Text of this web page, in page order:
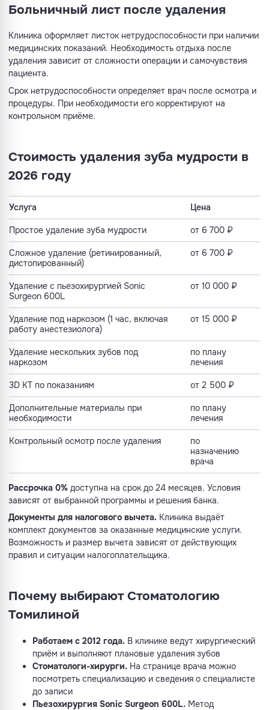
Больничный лист после удаления
Клиника оформляет листок нетрудоспособности при наличии
медицинских показаний. Необходимость отдыха после
удаления зависит от сложности операции и самочувствия
пациента.
Срок нетрудоспособности определяет врач после осмотра и
процедуры. При необходимости его корректируют на
контрольном приёме.
Стоимость удаления зуба мудрости в
2026 году
Услуга Цена
Простое удаление зуба мудрости от 6 700 ₽
Сложное удаление (ретинированный,
дистопированный)
от 6 700 ₽
Удаление с пьезохирургией Sonic
Surgeon 600L
от 10 000 ₽
Удаление под наркозом (1 час, включая
работу анестезиолога)
от 15 000 ₽
Удаление нескольких зубов под
наркозом
по плану
лечения
3D КТ по показаниям от 2 500 ₽
Дополнительные материалы при
необходимости
по плану
лечения
Контрольный осмотр после удаления
по
назначению
врача
Рассрочка 0% доступна на срок до 24 месяцев. Условия
зависят от выбранной программы и решения банка.
Документы для налогового вычета. Клиника выдаёт
комплект документов за оказанные медицинские услуги.
Возможность и размер вычета зависят от действующих
правил и ситуации налогоплательщика.
Почему выбирают Стоматологию
Томилиной
Работаем с 2012 года. В клинике ведут хирургический
приём и выполняют плановые удаления зубов
Стоматологи-хирурги. На странице врача можно
посмотреть специализацию и сведения о специалисте
до записи
Пьезохирургия Sonic Surgeon 600L. Метод